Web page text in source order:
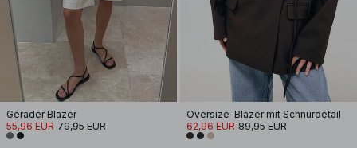
Gerader Blazer
55,96 EUR 79,95 EUR
Oversize-Blazer mit Schnürdetail
62,96 EUR 89,95 EUR